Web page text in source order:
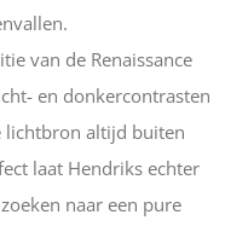
van de Renaissance
en donkercontrasten
lichtbron altijd buiten
laat Hendriks echter
naar een pure